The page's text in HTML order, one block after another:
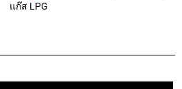
แก๊ส LPG